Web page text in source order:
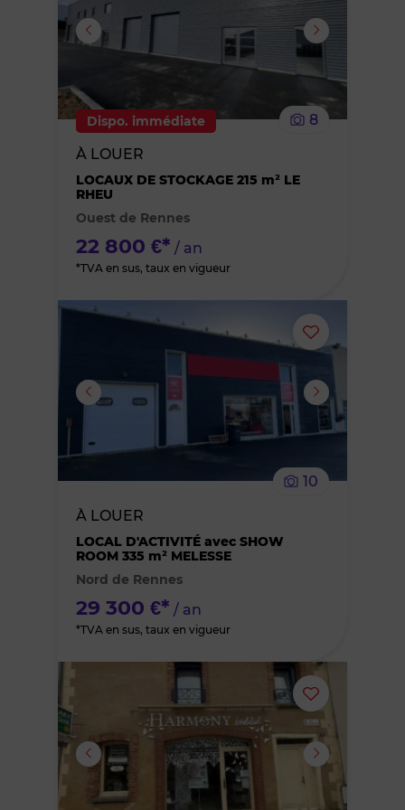
ou
supprimer
le
Dispo. immédiate
8
À LOUER
LOCAUX DE STOCKAGE 215 m² LE
RHEU
Ouest de Rennes
22 800 €* / an
*TVA en sus, taux en vigueur
Ajouter
ou
supprimer
10
À LOUER
LOCAL D'ACTIVITÉ avec SHOW
ROOM 335 m² MELESSE
Nord de Rennes
29 300 €* / an
*TVA en sus, taux en vigueur
Ajouter
ou
supprimer